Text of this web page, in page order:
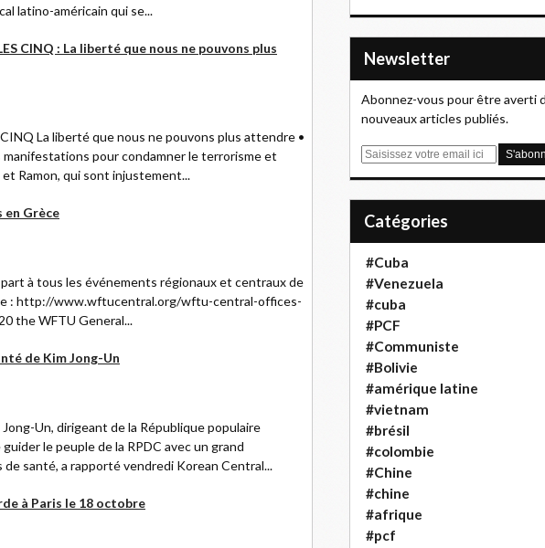
latino-américain qui se...
CINQ : La liberté que nous ne pouvons plus
La liberté que nous ne pouvons plus attendre •
manifestations pour condamner le terrorisme et
Ramon, qui sont injustement...
en Grèce
à tous les événements régionaux et centraux de
: http://www.wftucentral.org/wftu-central-offices-
the WFTU General...
de Kim Jong-Un
Un, dirigeant de la République populaire
le peuple de la RPDC avec un grand
santé, a rapporté vendredi Korean Central...
à Paris le 18 octobre
Newsletter
Abonnez-vous pour être averti
nouveaux articles publiés.
E
Catégories
#Cuba
#Venezuela
#cuba
#PCF
#Communiste
#Bolivie
#amérique latine
#vietnam
#brésil
#colombie
#Chine
#chine
#afrique
#pcf